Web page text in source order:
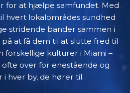
for at hjælpe samfundet. Med
hvert lokalområdes sundhed
stridende bander sammen i
på at få dem til at slutte fred til
forskellige kulturer i Miami –
over for enestående og
hver by, de hører til.